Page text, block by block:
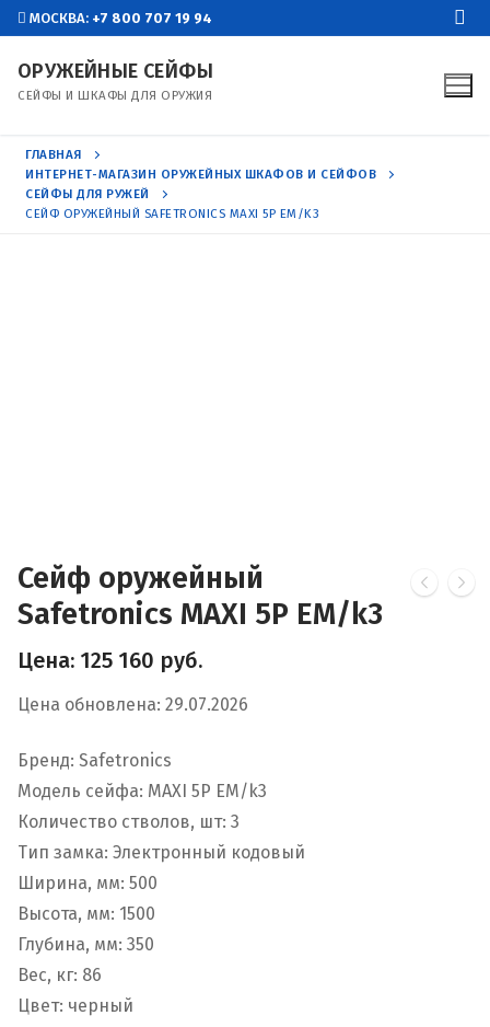
Перейти
содержимому
МОСКВА: +7 800 707 19 94
ОРУЖЕЙНЫЕ СЕЙФЫ
СЕЙФЫ И ШКАФЫ ДЛЯ ОРУЖИЯ
ГЛАВНАЯ
ИНТЕРНЕТ-МАГАЗИН ОРУЖЕЙНЫХ ШКАФОВ И СЕЙФОВ
СЕЙФЫ ДЛЯ РУЖЕЙ
СЕЙФ ОРУЖЕЙНЫЙ SAFETRONICS MAXI 5P EM/K3
Сейф оружейный
Safetronics MAXI 5P EM/k3
Цена: 125 160 руб.
Цена обновлена: 29.07.2026
Бренд: Safetronics
Модель сейфа: MAXI 5P EM/k3
Количество стволов, шт: 3
Тип замка: Электронный кодовый
Ширина, мм: 500
Высота, мм: 1500
Глубина, мм: 350
Вес, кг: 86
Цвет: черный